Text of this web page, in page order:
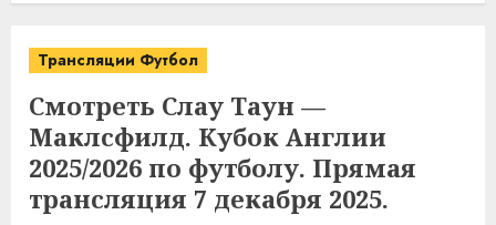
Трансляции Футбол
Смотреть Слау Таун —
Маклсфилд. Кубок Англии
2025/2026 по футболу. Прямая
трансляция 7 декабря 2025.